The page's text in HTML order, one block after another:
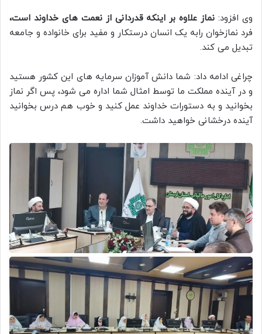
وی افزود: نماز علاوه بر اینکه قدردانی از نعمت های خداوند است،
فرد نمازخوان رابه یک انسان درستکار و مفید برای خانواده و جامعه
تبدیل می کند.
چراغی ادامه داد: شما دانش آموزان سرمایه های این کشور هستید
و در آینده مملکت ما توسط امثال شما اداره می شود، پس اگر نماز
بخوانید و به دستورات خداوند عمل کنید و خوب هم درس بخوانید
آینده درخشانی خواهید داشت.